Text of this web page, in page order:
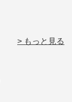
> もっと見る